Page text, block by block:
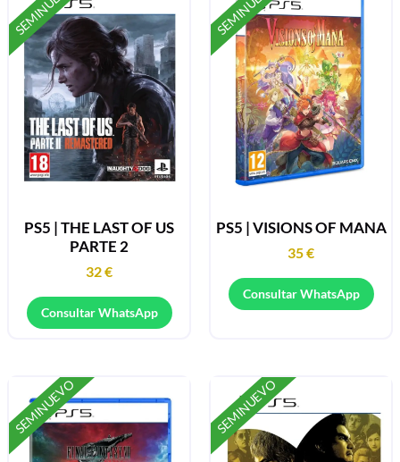
PS5 | THE LAST OF US
PARTE 2
32€
Consultar WhatsApp
PS5 | VISIONS OF MANA
35€
Consultar WhatsApp
SEMINUEVO SEMINUEVO